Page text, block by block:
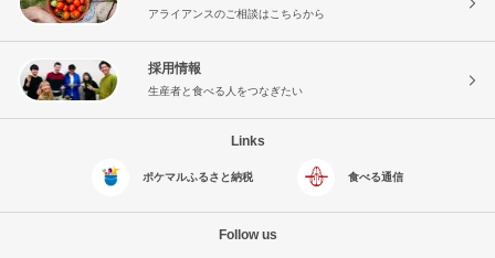
アライアンスのご相談はこちらから
採用情報
生産者と食べる人をつなぎたい
Links
ポケマルふるさと納税 食べる通信
Follow us